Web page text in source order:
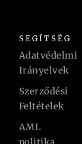
SEGÍTSÉG
Adatvédelmi
Irányelvek
Szerződési
Feltételek
AML